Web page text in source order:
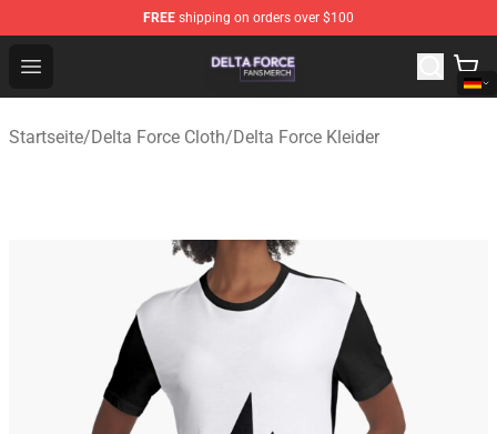
FREE shipping on orders over $100
Open menu
Delta Force Shop - Official Delta Force Merchandise
Startseite/Delta Force Cloth/Delta Force Kleider